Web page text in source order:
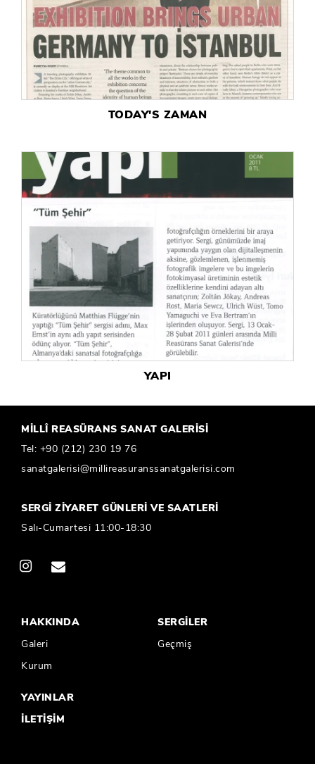
TODAY'S ZAMAN
YAPI
MİLLÎ REASÜRANS SANAT GALERİSİ
Tel: +90 (212) 230 19 76
sanatgalerisi@millireasuranssanatgalerisi.com
SERGİ ZİYARET GÜNLERİ VE SAATLERİ
Salı-Cumartesi 11:00-18:30
HAKKINDA
Galeri
Kurum
SERGİLER
Geçmiş
YAYINLAR
İLETİŞİM